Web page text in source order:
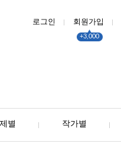
로그인 회원가입
+3,000
별 작가별